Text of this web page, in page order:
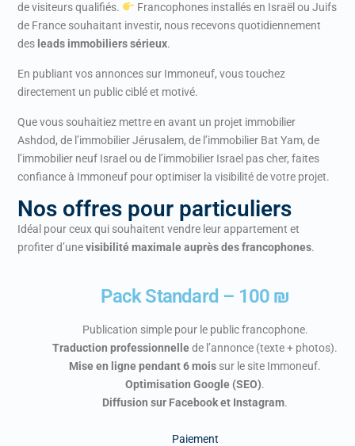
de visiteurs qualifiés.
Francophones installés en Israël ou Juifs
de France souhaitant investir, nous recevons quotidiennement
des leads immobiliers sérieux.
En publiant vos annonces sur Immoneuf, vous touchez
directement un public ciblé et motivé.
Que vous souhaitiez mettre en avant un projet immobilier
Ashdod, de l’immobilier Jérusalem, de l’immobilier Bat Yam, de
l’immobilier neuf Israel ou de l’immobilier Israel pas cher, faites
confiance à Immoneuf pour optimiser la visibilité de votre projet.
Nos offres pour particuliers
Idéal pour ceux qui souhaitent vendre leur appartement et
profiter d’unevisibilité maximale auprès des francophones.
Pack Standard – 100 ₪
Publication simple pour le public francophone.
Traduction professionnellede l’annonce (texte + photos).
Mise en ligne pendant 6 mois sur le site Immoneuf.
Optimisation Google (SEO).
Diffusion sur Facebook et Instagram.
Paiement